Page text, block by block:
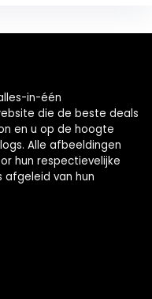
in-één
die de beste deals
en u op de hoogte
Alle afbeeldingen
hun respectievelijke
afgeleid van hun